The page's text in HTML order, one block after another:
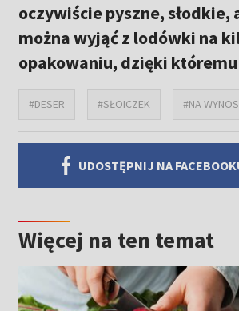
oczywiście pyszne,
można wyjąć z lodówki na
opakowaniu, dzięki
#DESER #SŁOICZEK #NA WYNOS
UDOSTĘPNIJ NA
Więcej na ten temat